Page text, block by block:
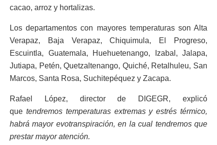
cacao, arroz y hortalizas.
Los departamentos con mayores temperaturas son Alta
Verapaz, Baja Verapaz, Chiquimula, El Progreso,
Escuintla, Guatemala, Huehuetenango, Izabal, Jalapa,
Jutiapa, Petén, Quetzaltenango, Quiché, Retalhuleu, San
Marcos, Santa Rosa, Suchitepéquez y Zacapa.
Rafael López, director de DIGEGR, explicó
que tendremos temperaturas extremas y estrés térmico,
habrá mayor evotranspiración, en la cual tendremos que
prestar mayor atención.